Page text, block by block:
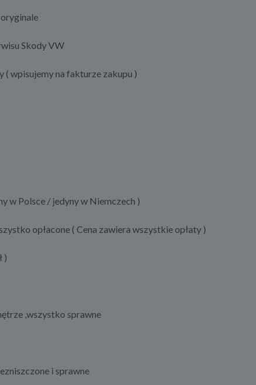
Skody VW
( wpisujemy na fakturze zakupu )
w Polsce / jedyny w Niemczech )
opłacone ( Cena zawiera wszystkie opłaty )
)
,wszystko sprawne
i sprawne